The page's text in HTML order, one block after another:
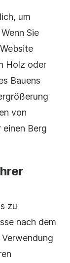
um
Sie
Holz oder
Bauens
von
Berg
zu
nach dem